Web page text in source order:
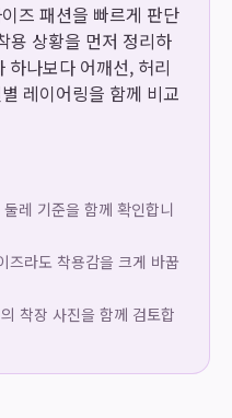
즈 패션을 빠르게 판단
용 상황을 먼저 정리하
하나보다 어깨선, 허리
레이어링을 함께 비교
레 기준을 함께 확인합니
즈라도 착용감을 크게 바꿉
착장 사진을 함께 검토합